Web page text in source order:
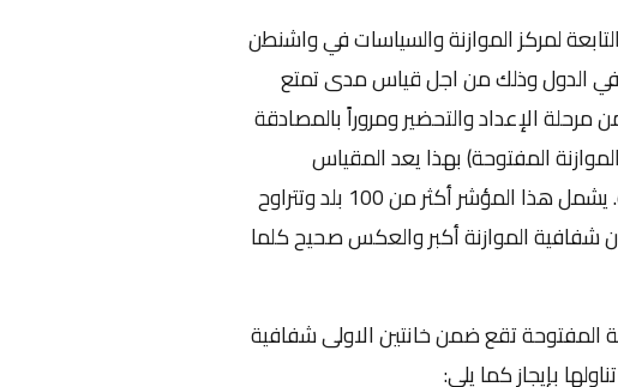
لمركز الموازنة والسياسات في واشنطن
في الدول وذلك من اجل قياس مدى تمتع
مرحلة الإعداد والتحضير ومروراً بالمصادقة
المفتوحة) بهذا يعد المقياس
المستقل الوحيد في العالم لشفافية موازنة الحكومة المركزية. يشمل هذا المؤشر أكثر من 100 بلد وتتراوح
(صفر -100) وكلما تقترب النتيجة من الـ 100 تكون شفافية الموازنة أكبر والعكس صحيح كلما
المفتوحة تقع ضمن خانتين الاولى شفافية
بإيجاز كما يلي: